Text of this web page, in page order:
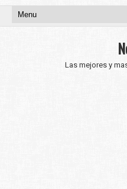
Las mejores y